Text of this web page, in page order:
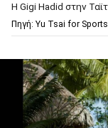
Η Gigi Hadid στην
Πηγή: Υu Tsai for